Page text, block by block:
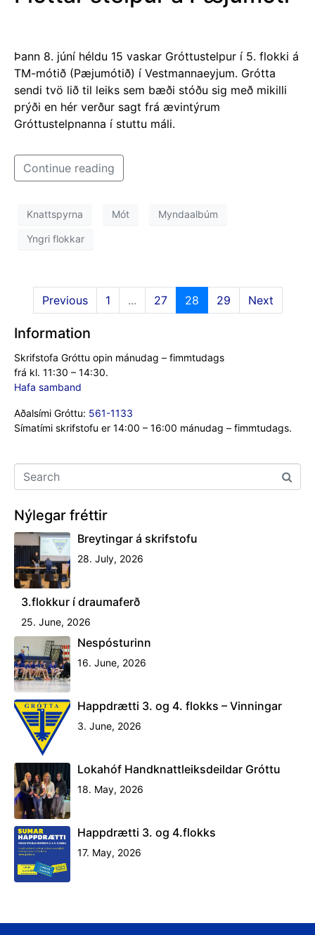
Þann 8. júní héldu 15 vaskar Gróttustelpur í 5. flokki á
TM-mótið (Pæjumótið) í Vestmannaeyjum. Grótta
sendi tvö lið til leiks sem bæði stóðu sig með mikilli
prýði en hér verður sagt frá ævintýrum
Gróttustelpnanna í stuttu máli.
Continue reading
Knattspyrna Mót Myndaalbúm
Yngri flokkar
Previous 1 ... 27 28 29 Next
Information
Skrifstofa Gróttu opin mánudag – fimmtudags
frá kl. 11:30 – 14:30.
Hafa samband
Aðalsími Gróttu: 561-1133
Símatími skrifstofu er 14:00 – 16:00 mánudag – fimmtudags.
Nýlegar fréttir
Breytingar á skrifstofu
28. July, 2026
3.flokkur í draumaferð
25. June, 2026
Nespósturinn
16. June, 2026
Happdrætti 3. og 4. flokks – Vinningar
3. June, 2026
Lokahóf Handknattleiksdeildar Gróttu
18. May, 2026
Happdrætti 3. og 4.flokks
17. May, 2026